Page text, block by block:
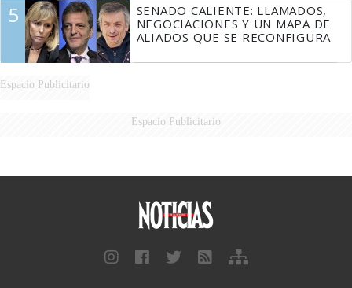
5
SENADO CALIENTE: LLAMADOS,
NEGOCIACIONES Y UN MAPA DE
ALIADOS QUE SE RECONFIGURA
Espacio Publicitario
Espacio Publicitario